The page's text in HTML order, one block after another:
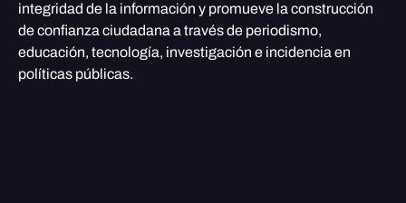
integridad de la información y promueve la construcción
de confianza ciudadana a través de periodismo,
educación, tecnología, investigación e incidencia en
políticas públicas.